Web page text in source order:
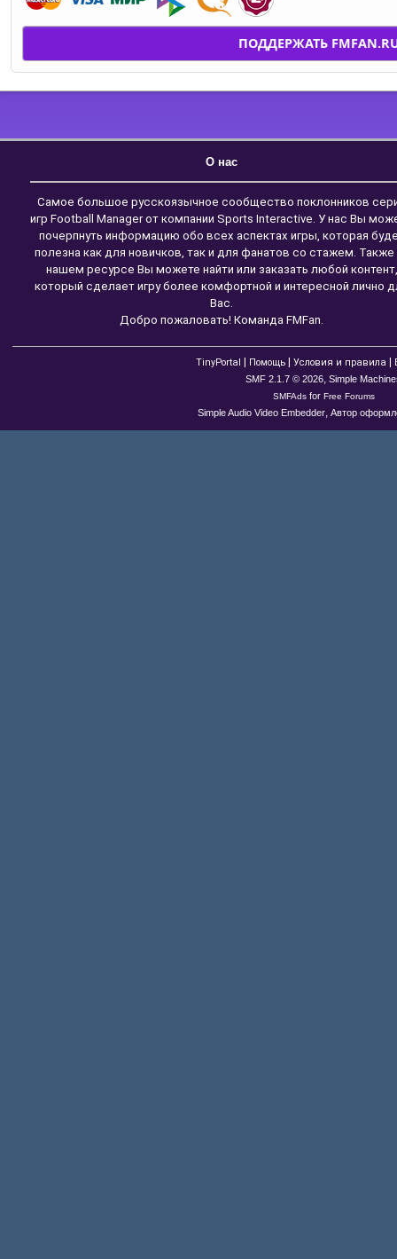
ПОДДЕРЖАТЬ
О нас
Самое большое русскоязычное сообщество поклонников
игр Football Manager от компании Sports Interactive. У нас Вы
почерпнуть информацию обо всех аспектах игры, которая
полезна как для новичков, так и для фанатов со стажем. Также
нашем ресурсе Вы можете найти или заказать любой контент,
который сделает игру более комфортной и интересной лично
Вас.
Добро пожаловать! Команда FMFan.
TinyPortal Помощь Условия и правила
SMF 2.1.7 © 2026, Simple
SMFAdsfor Free Forums
Simple Audio Video Embedder, Автор